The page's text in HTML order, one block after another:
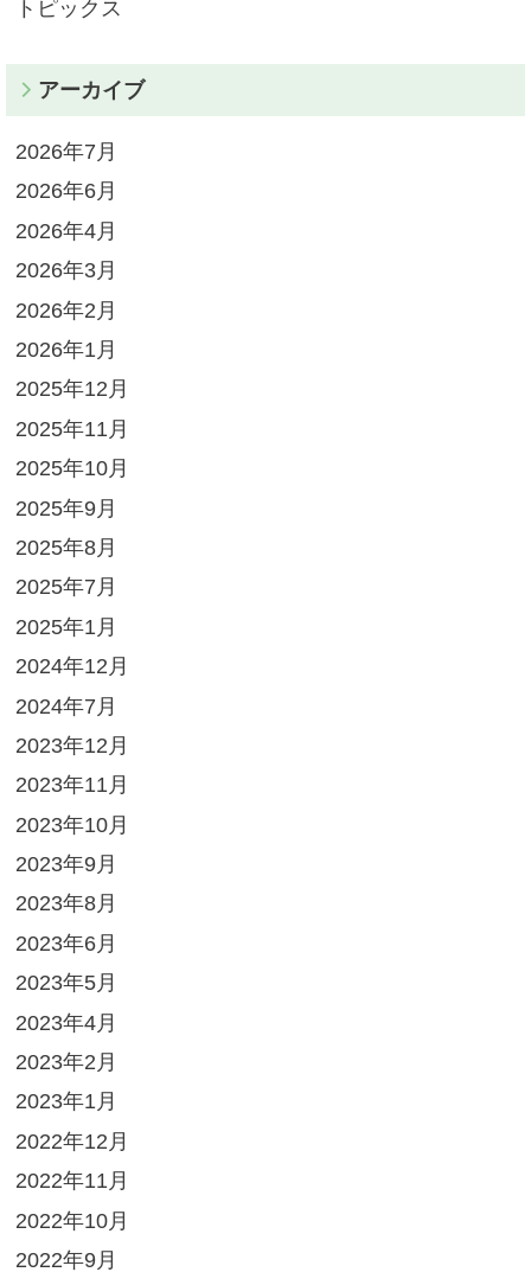
トピックス
アーカイブ
2026年7月
2026年6月
2026年4月
2026年3月
2026年2月
2026年1月
2025年12月
2025年11月
2025年10月
2025年9月
2025年8月
2025年7月
2025年1月
2024年12月
2024年7月
2023年12月
2023年11月
2023年10月
2023年9月
2023年8月
2023年6月
2023年5月
2023年4月
2023年2月
2023年1月
2022年12月
2022年11月
2022年10月
2022年9月